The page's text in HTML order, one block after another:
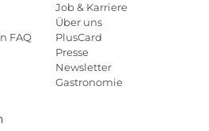
FAQ
Job & Karriere
Über uns
PlusCard
Presse
Newsletter
Gastronomie